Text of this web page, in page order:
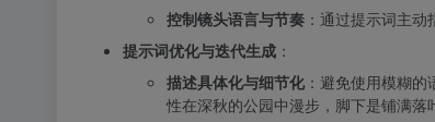
控制镜头语言与节奏 ：通过提示词主
提示词优化与迭代生成 ：
描述具体化与细节化 ：避免使用模糊
性在深秋的公园中漫步，脚下是铺满落